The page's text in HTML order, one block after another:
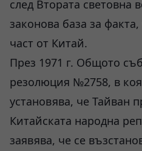
след Втората световна
законова база за
част от Китай.
През 1971 г. Общото
резолюция №2758, в
установява, че Тайван
Китайската народна
заявява, че се